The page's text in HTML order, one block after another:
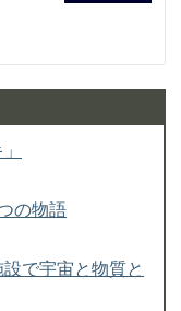
の物語
で宇宙と物質と